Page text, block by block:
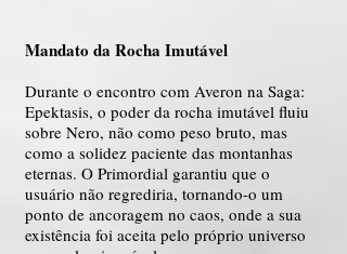
Mandato da Rocha Imutável
​Durante o encontro com Averon na Saga:
Epektasis, o poder da rocha imutável fluiu
sobre Nero, não como peso bruto, mas
como a solidez paciente das montanhas
eternas. O Primordial garantiu que o
usuário não regrediria, tornando-o um
ponto de ancoragem no caos, onde a sua
existência foi aceita pelo próprio universo